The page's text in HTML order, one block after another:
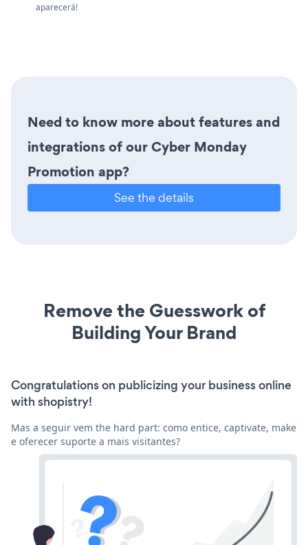
aparecerá!
Need to know more about features and
integrations of our Cyber Monday
Promotion app?
See the details
Remove the Guesswork of
Building Your Brand
Congratulations on publicizing your business online
with shopistry!
Mas a seguir vem the hard part: como entice, captivate, make
e oferecer suporte a mais visitantes?